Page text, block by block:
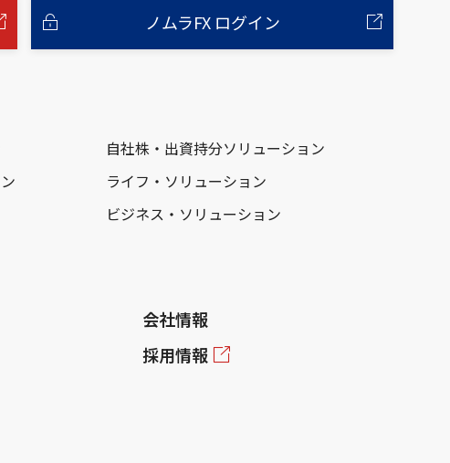
ノムラFX ログイン
自社株・出資持分ソリューション
ライフ・ソリューション
ビジネス・ソリューション
会社情報
採用情報